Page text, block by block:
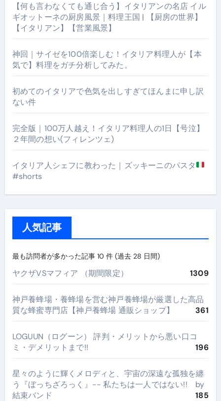
【何も言わなくても通じ合う】イタリアンの名店 イル
ギオットーネの厨房風景｜料理王国 | 【厨房の世界】
【イタリアン】【営業風景】
神回｜サイゼを100倍楽しむ！イタリア料理人が【本
気で】料理をガチ分析してみた。
初めてのイタリアで色気を出しすぎてほんまに申し訳
ない件
完全版｜100万人越え！イタリア料理人の1日【号泣】
２年間の想い(フィレンツェ)
イタリア人シェフに教わった｜ズッキーニのパスタ
#shorts
人気記事
最も訪問者が多かった記事 10 件 (過去 28 日間)
ヤクザVSマフィア （期間限定） 1309
神戸養蜂場・養蜂場を営む神戸養蜂場が厳選した高品
質な蜂蜜専門店【神戸養蜂場 通販ショップ】
361
LOGUUN（ログーン） 評判・メリットから悪い口コ
ミ・デメリットまで!!
196
星々のように輝くメロディと、宇宙の深遠な孤独を纏
う『ぼっちざろっく』-- 私たちは一人ではない!! by
結束バンド
185